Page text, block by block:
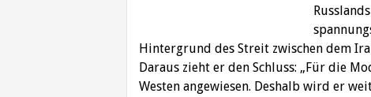
Hintergrund des Streit zwischen dem
Daraus zieht er den Schluss: „Für die
Westen angewiesen. Deshalb wird er